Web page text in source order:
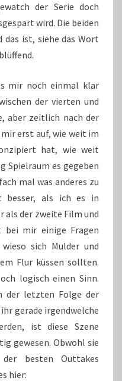
der Serie doch
wird. Die beiden
ist, siehe das Wort
mir noch einmal klar
der vierten und
aber zeitlich nach der
erst auf, wie weit im
hat, wie weit
Spielraum es gegeben
mal was anderes zu
besser, als ich es in
als der zweite Film und
bei mir einige Fragen
sich Mulder und
Flur küssen sollten.
logisch einen Sinn.
der letzten Folge der
gerade irgendwelche
ist diese Szene
gewesen. Obwohl sie
besten Outtakes
hier: